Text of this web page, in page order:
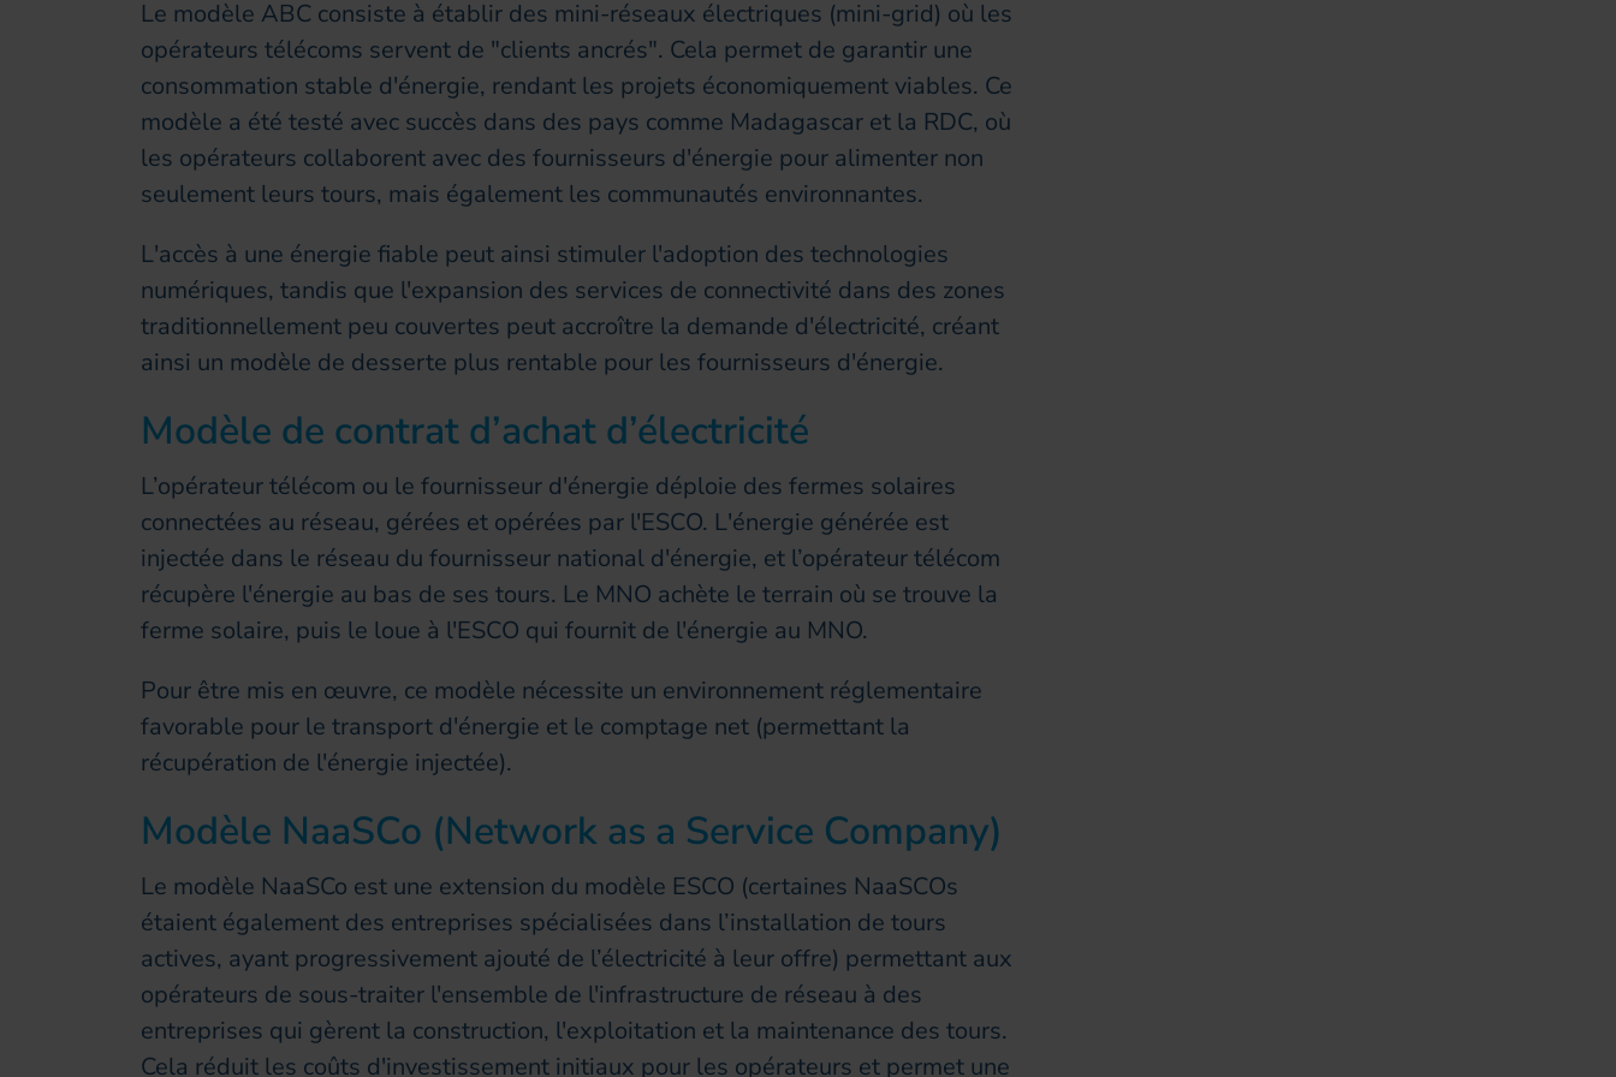
Le modèle ABC consiste à établir des mini-réseaux électriques (mini-grid) où les
opérateurs télécoms servent de "clients ancrés". Cela permet de garantir une
consommation stable d'énergie, rendant les projets économiquement viables. Ce
modèle a été testé avec succès dans des pays comme Madagascar et la RDC, où
les opérateurs collaborent avec des fournisseurs d'énergie pour alimenter non
seulement leurs tours, mais également les communautés environnantes.
L'accès à une énergie fiable peut ainsi stimuler l'adoption des technologies
numériques, tandis que l'expansion des services de connectivité dans des zones
traditionnellement peu couvertes peut accroître la demande d'électricité, créant
ainsi un modèle de desserte plus rentable pour les fournisseurs d'énergie.
Modèle de contrat d’achat d’électricité
L’opérateur télécom ou le fournisseur d'énergie déploie des fermes solaires
connectées au réseau, gérées et opérées par l'ESCO. L'énergie générée est
injectée dans le réseau du fournisseur national d'énergie, et l’opérateur télécom
récupère l'énergie au bas de ses tours. Le MNO achète le terrain où se trouve la
ferme solaire, puis le loue à l'ESCO qui fournit de l'énergie au MNO.
Pour être mis en œuvre, ce modèle nécessite un environnement réglementaire
favorable pour le transport d'énergie et le comptage net (permettant la
récupération de l'énergie injectée).
Modèle NaaSCo (Network as a Service Company)
Le modèle NaaSCo est une extension du modèle ESCO (certaines NaaSCOs
étaient également des entreprises spécialisées dans l’installation de tours
actives, ayant progressivement ajouté de l’électricité à leur offre) permettant aux
opérateurs de sous-traiter l'ensemble de l'infrastructure de réseau à des
entreprises qui gèrent la construction, l'exploitation et la maintenance des tours.
Cela réduit les coûts d'investissement initiaux pour les opérateurs et permet une